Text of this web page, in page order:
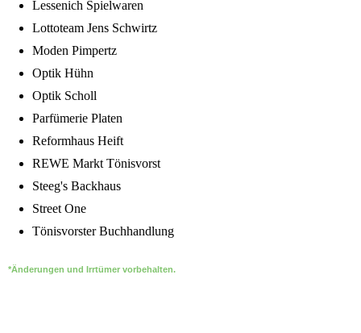
Lessenich Spielwaren
Lottoteam Jens Schwirtz
Moden Pimpertz
Optik Hühn
Optik Scholl
Parfümerie Platen
Reformhaus Heift
REWE Markt Tönisvorst
Steeg's Backhaus
Street One
Tönisvorster Buchhandlung
*Änderungen und Irrtümer vorbehalten.